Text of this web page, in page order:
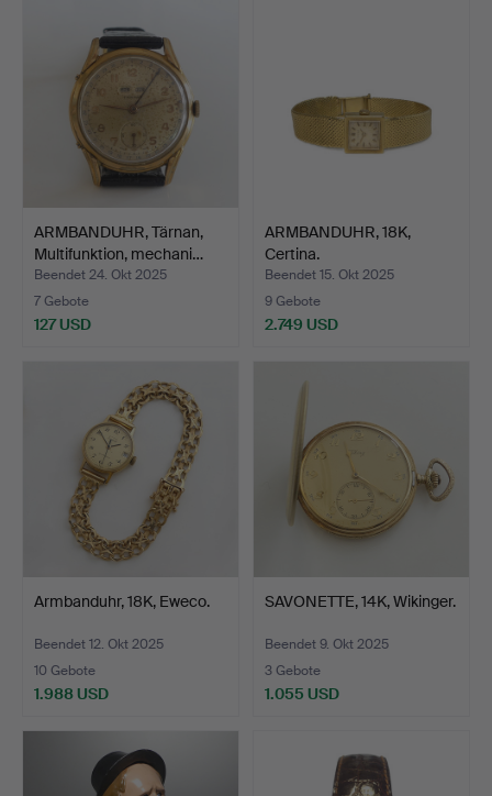
ARMBANDUHR, Tärnan,
Multifunktion, mechani…
Beendet 24. Okt 2025
7 Gebote
127 USD
ARMBANDUHR, 18K,
Certina.
Beendet 15. Okt 2025
9 Gebote
2.749 USD
Armbanduhr, 18K, Eweco.
Beendet 12. Okt 2025
10 Gebote
1.988 USD
SAVONETTE, 14K, Wikinger.
Beendet 9. Okt 2025
3 Gebote
1.055 USD